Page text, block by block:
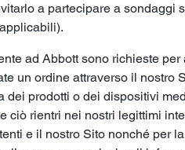
a partecipare a
ad Abbott sono richieste
un ordine attraverso il
prodotti o dei dispositivi
ciò rientri nei nostri legittimi
e il nostro Sito nonché per